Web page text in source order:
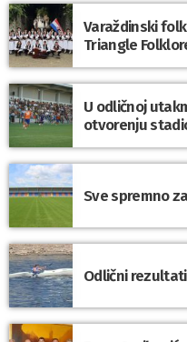
Varaždinski
Triangle
U odličnoj
otvorenju
Sve spremno
Odlični